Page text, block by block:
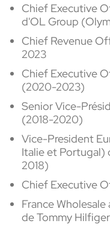
Chief Executive
d'OL Group
Chief Revenue
2023
Chief Executive
(2020-2023)
Senior Vice-
(2018-2020)
Vice-President
Italie et Portugal)
2018)
Chief Executive
France
deTommy